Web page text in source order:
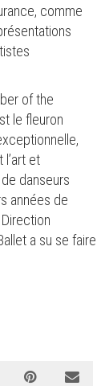
comme
of the
le fleuron
et
danseurs
années de
a su se faire